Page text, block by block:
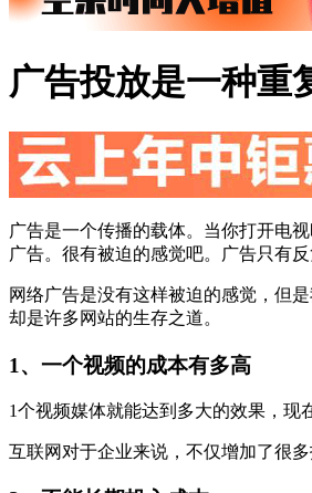
广告投放是一种重
广告是一个传播的载体。当你打开电
广告。很有被迫的感觉吧。广告只有
网络广告是没有这样被迫的感觉，但
却是许多网站的生存之道。
1、一个视频的成本有多高
1个视频媒体就能达到多大的效果，现
互联网对于企业来说，不仅增加了很